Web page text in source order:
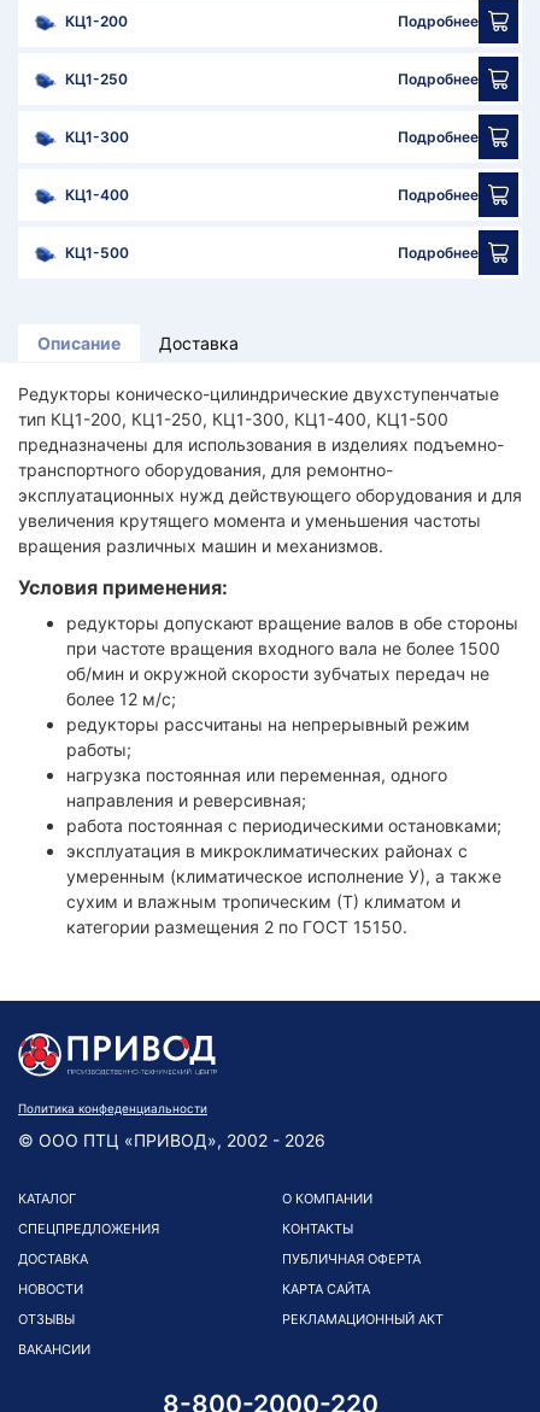
КЦ1-200 Подробнее
КЦ1-250 Подробнее
КЦ1-300 Подробнее
КЦ1-400 Подробнее
КЦ1-500 Подробнее
Описание Доставка
Редукторы коническо-цилиндрические двухступенчатые
тип КЦ1-200, КЦ1-250, КЦ1-300, КЦ1-400, КЦ1-500
предназначены для использования в изделиях подъемно-
транспортного оборудования, для ремонтно-
эксплуатационных нужд действующего оборудования и для
увеличения крутящего момента и уменьшения частоты
вращения различных машин и механизмов.
Условия применения:
редукторы допускают вращение валов в обе стороны
при частоте вращения входного вала не более 1500
об/мин и окружной скорости зубчатых передач не
более 12 м/с;
редукторы рассчитаны на непрерывный режим
работы;
нагрузка постоянная или переменная, одного
направления и реверсивная;
работа постоянная с периодическими остановками;
эксплуатация в микроклиматических районах с
умеренным (климатическое исполнение У), а также
сухим и влажным тропическим (Т) климатом и
категории размещения 2 по ГОСТ 15150.
Политика конфеденциальности
© ООО ПТЦ «ПРИВОД», 2002 - 2026
КАТАЛОГ
СПЕЦПРЕДЛОЖЕНИЯ
ДОСТАВКА
НОВОСТИ
ОТЗЫВЫ
ВАКАНСИИ
О КОМПАНИИ
КОНТАКТЫ
ПУБЛИЧНАЯ ОФЕРТА
КАРТА САЙТА
РЕКЛАМАЦИОННЫЙ АКТ
8-800-2000-220